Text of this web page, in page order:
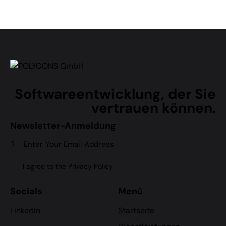
Softwareentwicklung, der Sie
vertrauen können.
Newsletter-Anmeldung
I agree to the Privacy Policy.
Socials
LinkedIn
Menü
Startseite